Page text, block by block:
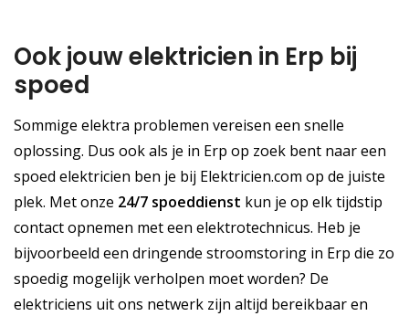
Ook jouw elektricien in Erp bij
spoed
Sommige elektra problemen vereisen een snelle
oplossing. Dus ook als je in Erp op zoek bent naar een
spoed elektricien ben je bij Elektricien.com op de juiste
plek. Met onze 24/7 spoeddienst kun je op elk tijdstip
contact opnemen met een elektrotechnicus. Heb je
bijvoorbeeld een dringende stroomstoring in Erp die zo
spoedig mogelijk verholpen moet worden? De
elektriciens uit ons netwerk zijn altijd bereikbaar en